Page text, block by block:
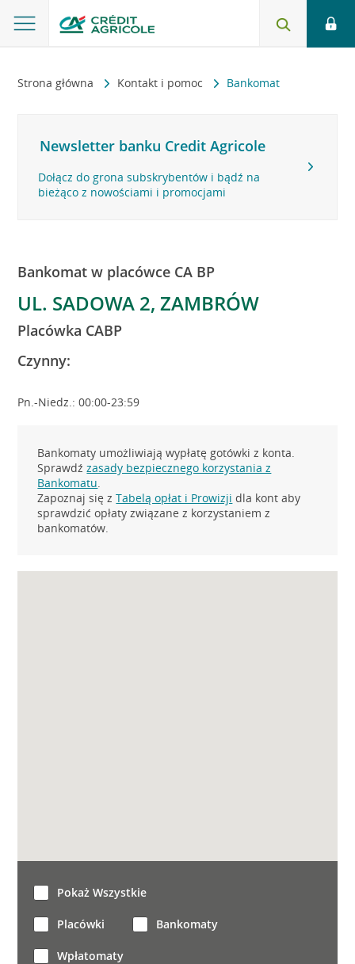
Strona główna Kontakt i pomoc Bankomat
Newsletter banku Credit Agricole
Dołącz do grona subskrybentów i bądź na
bieżąco z nowościami i promocjami
Bankomat w placówce CA BP
UL. SADOWA 2, ZAMBRÓW
Placówka CABP
Czynny:
Pn.-Niedz.: 00:00-23:59
Bankomaty umożliwiają wypłatę gotówki z konta.
Sprawdźzasady bezpiecznego korzystania z
Bankomatu.
Zapoznaj się zTabelą opłat i Prowizji dla kont aby
sprawdzić opłaty związane z korzystaniem z
bankomatów.
Pokaż Wszystkie
Placówki Bankomaty
Wpłatomaty